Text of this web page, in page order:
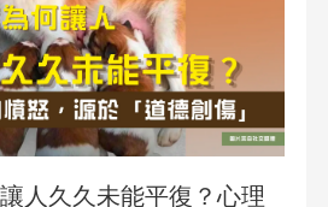
人久久未能平復？心理